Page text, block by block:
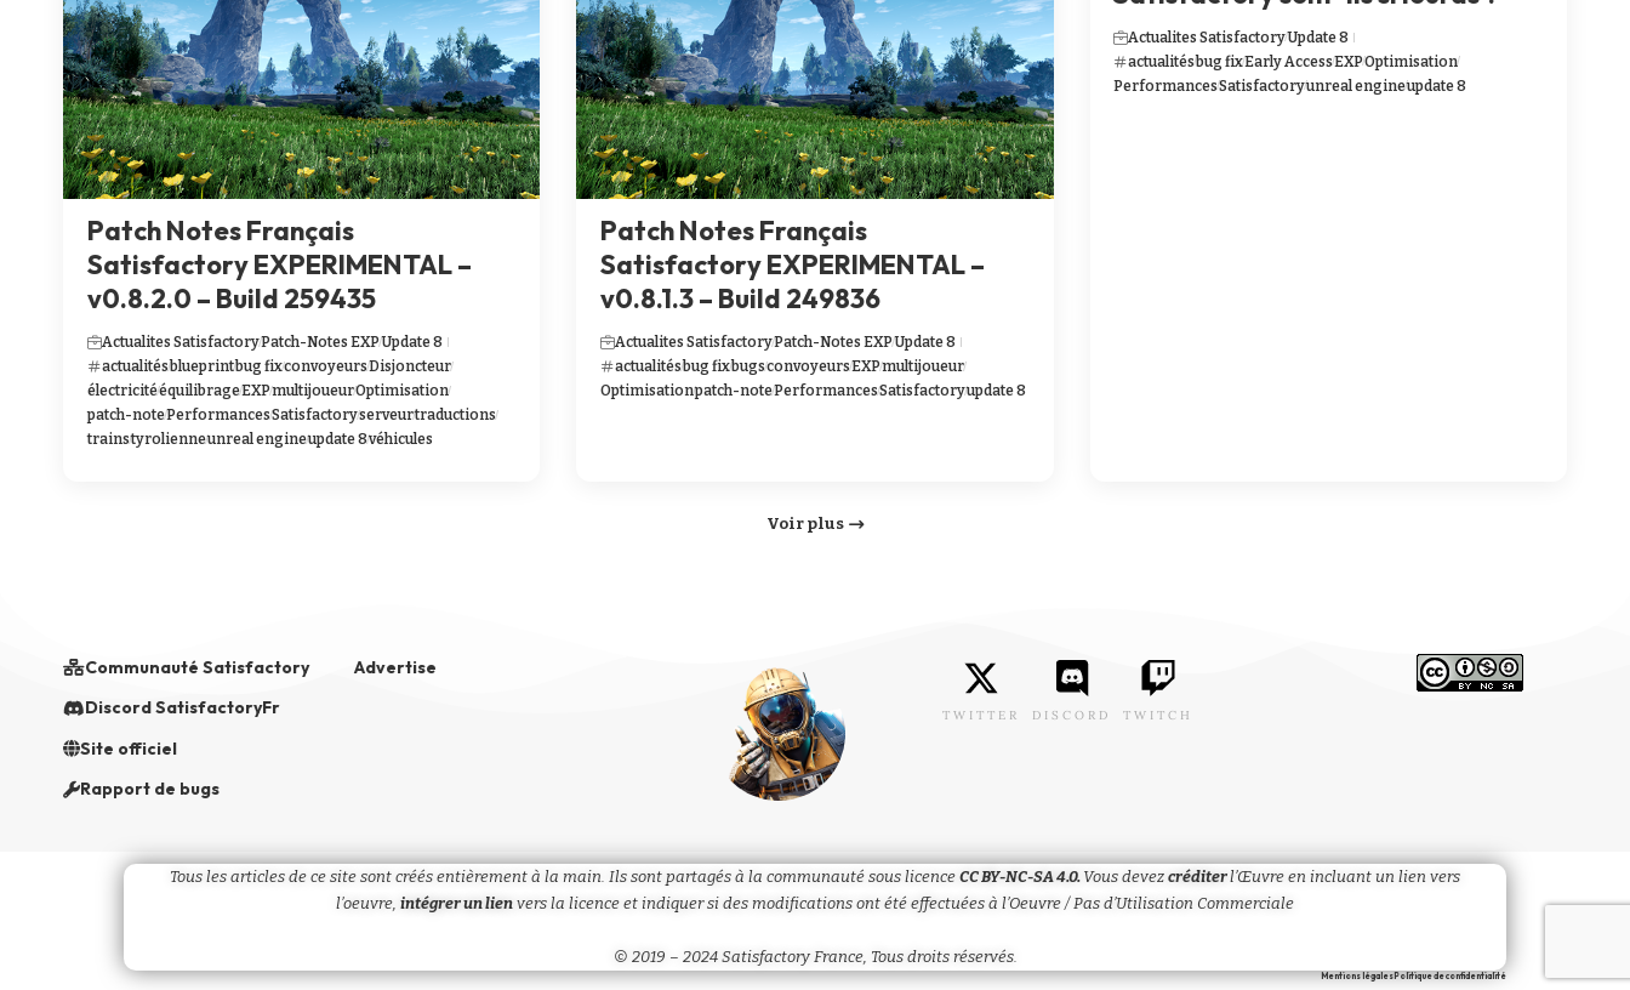
Patch Notes Français
Satisfactory EXPERIMENTAL –
v0.8.2.0 – Build 259435
Actualites SatisfactoryPatch-Notes EXPUpdate 8
actualitésblueprintbug fixconvoyeursDisjoncteur
électricitééquilibrageEXPmultijoueurOptimisation
patch-notePerformancesSatisfactoryserveurtraductions
trainstyrolienneunreal engineupdate 8véhicules
Patch Notes Français
Satisfactory EXPERIMENTAL –
v0.8.1.3 – Build 249836
Actualites SatisfactoryPatch-Notes EXPUpdate 8
actualitésbug fixbugsconvoyeursEXPmultijoueur
Optimisationpatch-notePerformancesSatisfactoryupdate 8
Actualites SatisfactoryUpdate 8
actualitésbug fixEarly AccessEXPOptimisation
PerformancesSatisfactoryunreal engineupdate 8
Voir plus
Communauté Satisfactory
Discord SatisfactoryFr
Site officiel
Rapport de bugs
Advertise
TWITTER DISCORD TWITCH
Tous les articles de ce site sont créés entièrement à la main. Ils sont partagés à la communauté sous licence CC BY-NC-SA 4.0. Vous devez créditerl’Œuvre en incluant un lien vers
l’oeuvre, intégrer un lien vers la licence et indiquersi des modifications ont été effectuées à l’Oeuvre / Pas d’Utilisation Commerciale
© 2019 – 2024 Satisfactory France, Tous droits réservés.
Mentions légales Politique de confidentialité